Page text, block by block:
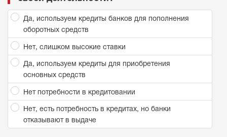
Да, используем кредиты банков для пополнения
оборотных средств
Нет, слишком высокие ставки
Да, используем кредиты для приобретения
основных средств
Нет потребности в кредитовании
Нет, есть потребность в кредитах, но банки
отказывают в выдаче